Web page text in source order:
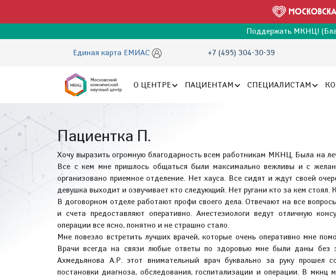
Поддержать МКНЦ!
Единая карта ЕМИАС +7 (495) 304-30-39
О ЦЕНТРЕ ПАЦИЕНТАМ СПЕЦИАЛИСТАМ
Пациентка П.
Хочу выразить огромную благодарность всем работникам МКНЦ. Была на
Все с кем мне пришлось общаться были максимально вежливы и с
организовано приемное отделение. Нет хауса. Все сидят и ждут своей
девушка выходит и озвучивает кто следующий. Нет ругани кто за кем стоял.
В договорном отделе работают профи своего дела. Отвечают на все
и счета предоставляют оперативно. Анестезиологи ведут отличную
операции все ясно, понятно и не страшно стало.
Мне повезло встретить лучших врачей, которые очень оперативно мне
Врачи всегда на связи любые ответы по здоровью мне были даны без
Ахмедьянова А.Р. этот внимательный врач буквально за руку прошел
постановки диагноза, обследования, госпитализации и операции. В мкнц